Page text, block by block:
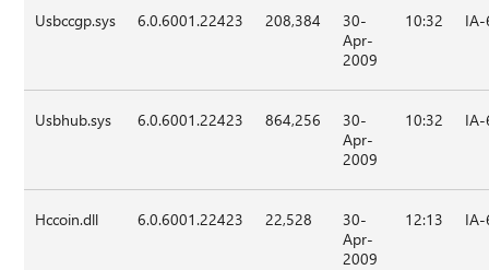
Usbccgp.sys 6.0.6001.22423 208,384
30-
Apr-
2009
10:32
Usbhub.sys 6.0.6001.22423 864,256
30-
Apr-
2009
10:32
Hccoin.dll 6.0.6001.22423 22,528
30-
Apr-
2009
12:13